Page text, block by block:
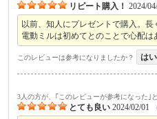
リピート購入！ 2024/
以前、知人にプレゼントで購入。
電動ミルは初めてとのことで心配
このレビューは参考になりましたか？ はい
3人の方が、｢このレビューが参考になった｣
とても良い 2024/02/01